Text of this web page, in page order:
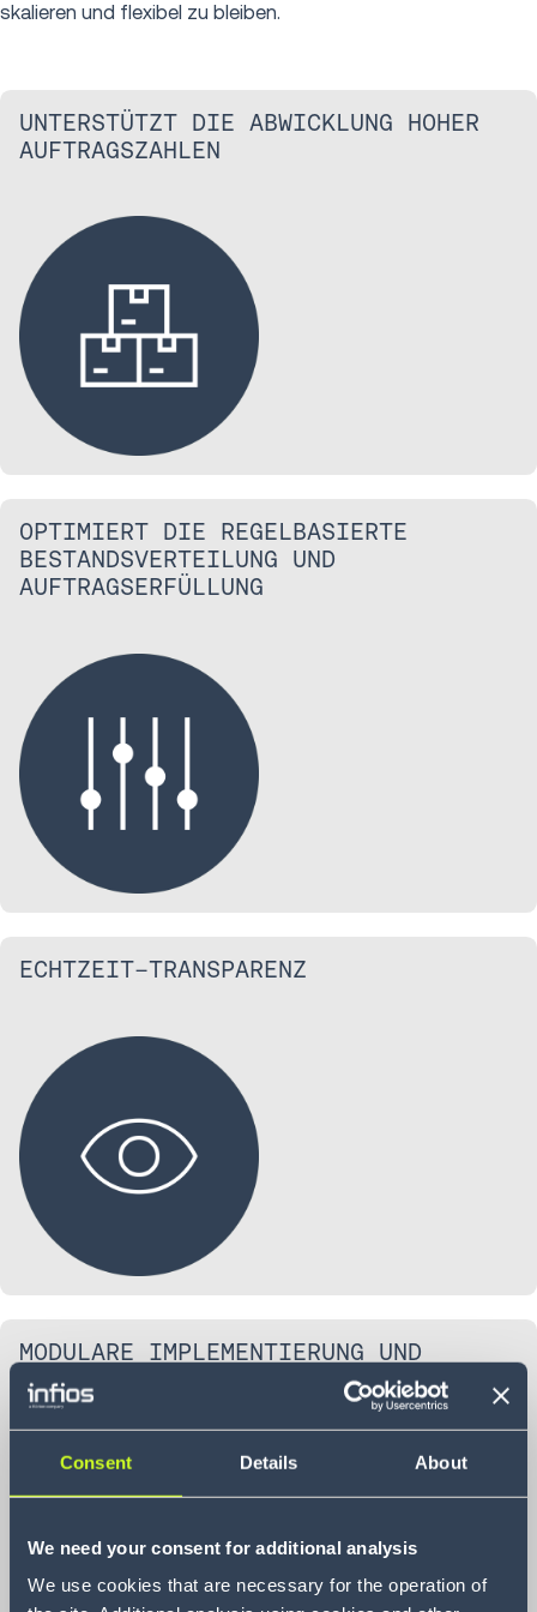
Consent Details About
We need your consent for additional analysis
We use cookies that are necessary for the operation of
skalieren und flexibel zu bleiben.
UNTERSTÜTZT DIE ABWICKLUNG HOHER
AUFTRAGSZAHLEN
OPTIMIERT DIE REGELBASIERTE
BESTANDSVERTEILUNG UND
AUFTRAGSERFÜLLUNG
ECHTZEIT-TRANSPARENZ
MODULARE IMPLEMENTIERUNG UND
ZÜGIGE BEREITSTELLUNG